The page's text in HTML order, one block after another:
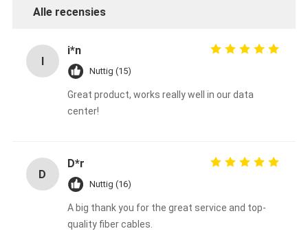
Alle recensies
I
i*n
Nuttig (15)
Great product, works really well in our data
center!
D
D*r
Nuttig (16)
A big thank you for the great service and top-
quality fiber cables.